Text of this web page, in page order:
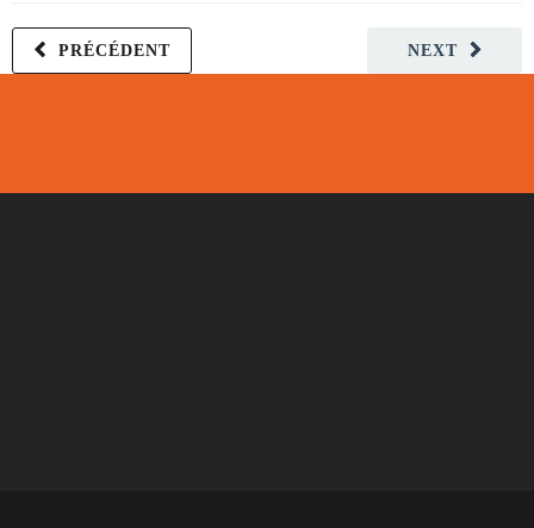
NEXT
PRÉCÉDENT